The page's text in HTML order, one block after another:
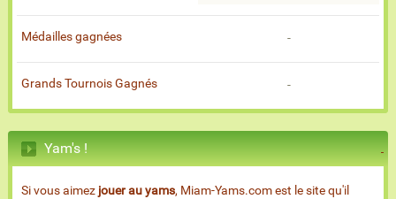
Médailles gagnées -
Grands Tournois Gagnés -
Yam's !
Si vous aimez jouer au yams, Miam-Yams.com est le site qu'il